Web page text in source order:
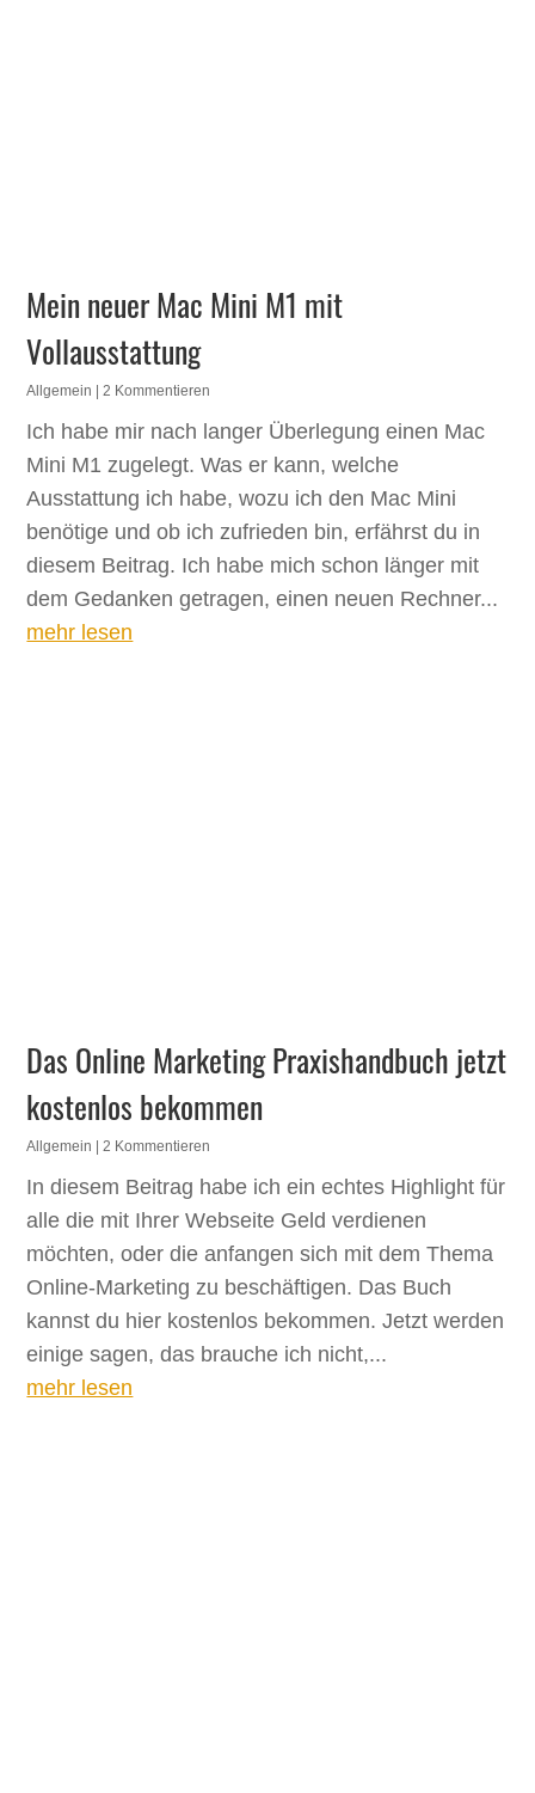
Mein neuer Mac Mini M1 mit
Vollausstattung
Allgemein | 2 Kommentieren
Ich habe mir nach langer Überlegung einen Mac
Mini M1 zugelegt. Was er kann, welche
Ausstattung ich habe, wozu ich den Mac Mini
benötige und ob ich zufrieden bin, erfährst du in
diesem Beitrag. Ich habe mich schon länger mit
dem Gedanken getragen, einen neuen Rechner...
mehr lesen
Das Online Marketing Praxishandbuch jetzt
kostenlos bekommen
Allgemein | 2 Kommentieren
In diesem Beitrag habe ich ein echtes Highlight für
alle die mit Ihrer Webseite Geld verdienen
möchten, oder die anfangen sich mit dem Thema
Online-Marketing zu beschäftigen. Das Buch
kannst du hier kostenlos bekommen. Jetzt werden
einige sagen, das brauche ich nicht,...
mehr lesen